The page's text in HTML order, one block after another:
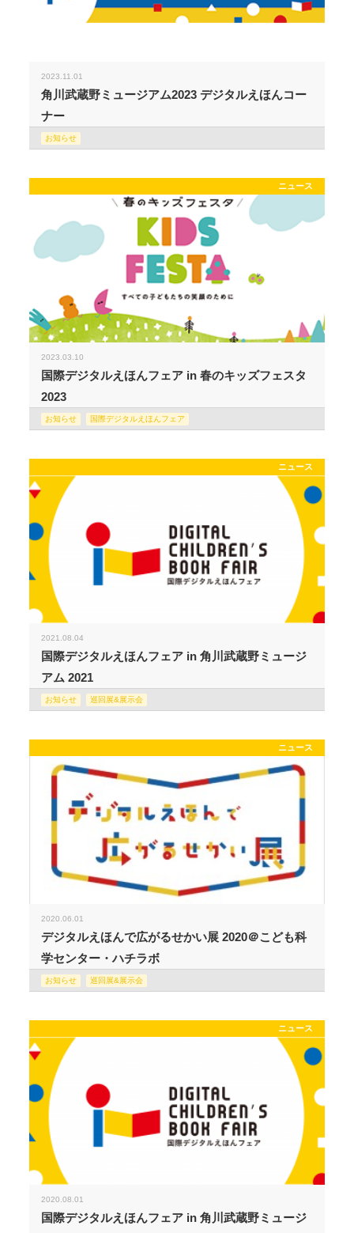
2023.11.01
角川武蔵野ミュージアム2023 デジタルえほんコー
ナー
お知らせ
ニュース
2023.03.10
国際デジタルえほんフェア in 春のキッズフェスタ
2023
お知らせ 国際デジタルえほんフェア
ニュース
2021.08.04
国際デジタルえほんフェア in 角川武蔵野ミュージ
アム 2021
お知らせ 巡回展&展示会
ニュース
2020.06.01
デジタルえほんで広がるせかい展 2020＠こども科
学センター・ハチラボ
お知らせ 巡回展&展示会
ニュース
2020.08.01
国際デジタルえほんフェア in 角川武蔵野ミュージ